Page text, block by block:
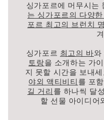
싱가포르에 머무시는
는 싱가포르의 다양한
포르 최고의 브런치
싱가포르 최고의 바와
토랑을 소개하는 가
지 못할 시간을 보내세
야외 액티비티 를 포
길 거리 를 하나씩 달
할 선물 아이디어